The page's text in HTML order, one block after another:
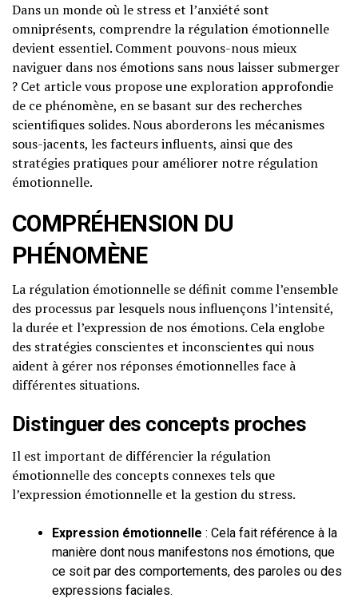
Dans un monde où le stress et l’anxiété sont
omniprésents, comprendre la régulation émotionnelle
devient essentiel. Comment pouvons-nous mieux
naviguer dans nos émotions sans nous laisser submerger
? Cet article vous propose une exploration approfondie
de ce phénomène, en se basant sur des recherches
scientifiques solides. Nous aborderons les mécanismes
sous-jacents, les facteurs influents, ainsi que des
stratégies pratiques pour améliorer notre régulation
émotionnelle.
COMPRÉHENSION DU
PHÉNOMÈNE
La régulation émotionnelle se définit comme l’ensemble
des processus par lesquels nous influençons l’intensité,
la durée et l’expression de nos émotions. Cela englobe
des stratégies conscientes et inconscientes qui nous
aident à gérer nos réponses émotionnelles face à
différentes situations.
Distinguer des concepts proches
Il est important de différencier la régulation
émotionnelle des concepts connexes tels que
l’expression émotionnelle et la gestion du stress.
Expression émotionnelle : Cela fait référence à la
manière dont nous manifestons nos émotions, que
ce soit par des comportements, des paroles ou des
expressions faciales.